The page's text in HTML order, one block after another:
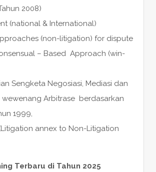
2008)
(national & International)
(non-litigation) for dispute
– Based Approach (win-
Sengketa Negosiasi, Mediasi dan
Arbitrase berdasarkan
1999,
annex to Non-Litigation
Terbaru di Tahun 2025